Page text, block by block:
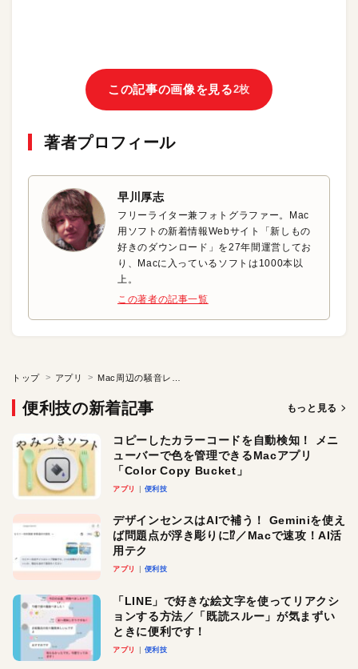
この記事の画像を見る2枚
著者プロフィール
早川厚志
フリーライター兼フォトグラファー。Mac
用ソフトの新着情報Webサイト「新しもの
好きのダウンロード」を27年間運営してお
り、Macに入っているソフトは1000本以
上。
この著者の記事一覧
トップ アプリ
便利技の新着記事 もっと見る
コピーしたカラーコードを自動検知！ メニ
ューバーで色を管理できるMacアプリ
「Color Copy Bucket」
アプリ 便利技
デザインセンスはAIで補う！ Geminiを使え
ば問題点が浮き彫りに⁉︎／Macで速攻！AI活
用テク
アプリ 便利技
「LINE」で好きな絵文字を使ってリアクシ
ョンする方法／「既読スルー」が気まずい
ときに便利です！
アプリ 便利技